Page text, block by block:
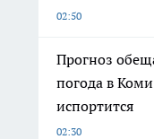
02:50
Прогноз
погода в Коми
испортится
02:30